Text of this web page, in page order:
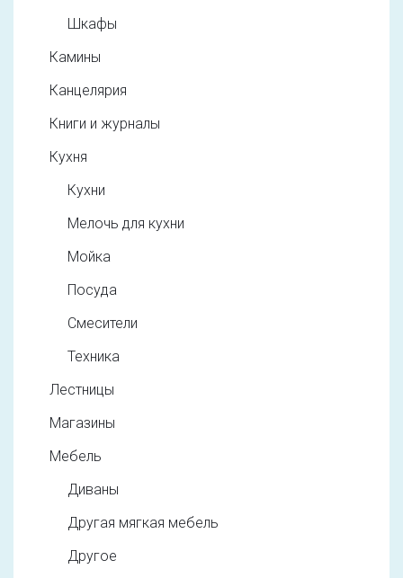
Шкафы
Камины
Канцелярия
Книги и журналы
Кухня
Кухни
Мелочь для кухни
Мойка
Посуда
Смесители
Техника
Лестницы
Магазины
Мебель
Диваны
Другая мягкая мебель
Другое